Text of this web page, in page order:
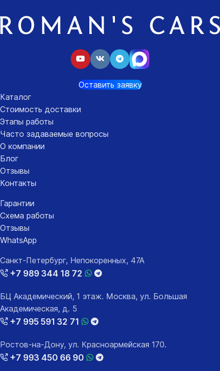
Оставить заявку
Каталог
Стоимость доставки
Этапы работы
Часто задаваемые вопросы
О компании
Блог
Отзывы
Контакты
Гарантии
Схема работы
Отзывы
WhatsApp
Санкт-Петербург, Непокоренных, 47А
+7 989 344 18 72
БЦ Академический, 1 этаж. Москва, ул. Большая
Академическая, д. 5
+7 995 591 32 71
Ростов-на-Дону, ул. Красноармейская 170.
+7 993 450 66 90